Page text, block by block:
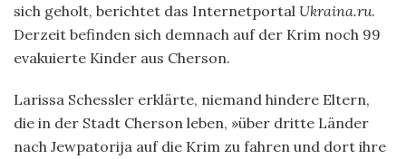
sich geholt, berichtet das Internetportal Ukraina.ru.
Derzeit befinden sich demnach auf der Krim noch 99
evakuierte Kinder aus Cherson.
Larissa Schessler erklärte, niemand hindere Eltern,
die in der Stadt Cherson leben, »über dritte Länder
nach Jewpatorija auf die Krim zu fahren und dort ihre